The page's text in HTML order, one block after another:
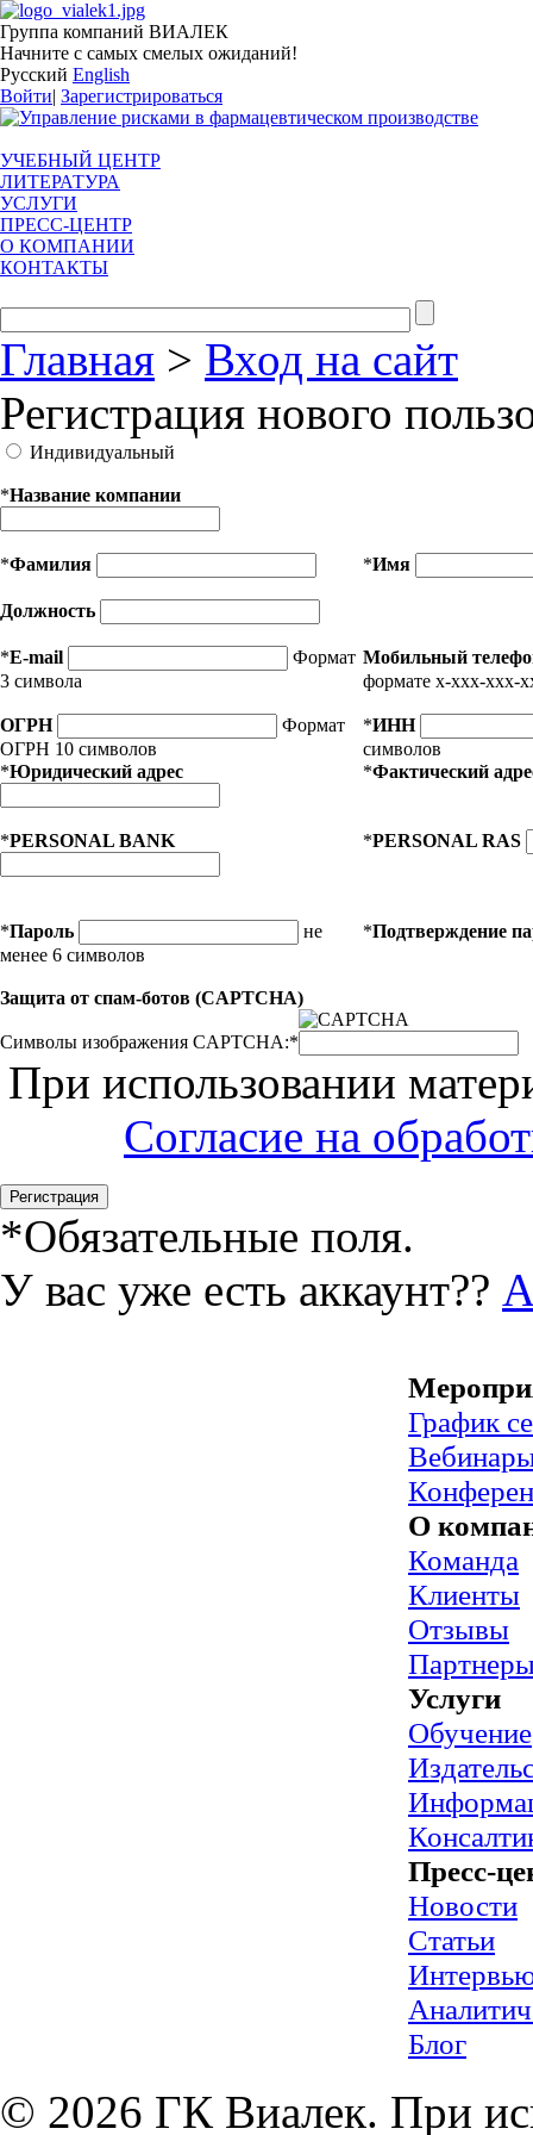
Группа компаний ВИАЛЕК
Начните с самых смелых ожиданий!
Русский English
Войти| Зарегистрироваться
УЧЕБНЫЙ ЦЕНТР
ЛИТЕРАТУРА
УСЛУГИ
ПРЕСС-ЦЕНТР
О КОМПАНИИ
КОНТАКТЫ
Главная > Вход на сайт
Регистрация нового
Индивидуальный
*Название компании
*Фамилия *Имя
Должность
*E-mail
Формат
3 символа
Мобильный
формате x-xxx-xxx-
ОГРН
Формат
ОГРН 10 символов
*ИНН
символов
*Юридический адрес *Фактический
*PERSONAL BANK *PERSONAL RAS
*Пароль
не
менее 6 символов
*Подтверждение
Защита от спам-ботов (CAPTCHA)
Символы изображения CAPTCHA:*
При использовании
Согласие на
*Обязательные поля.
У вас уже есть аккаунт??
График
О
Команда
Клиенты
Отзывы
Услуги
Обучение
Пресс-
Новости
Статьи
Блог
© 2026 ГК Виалек. При